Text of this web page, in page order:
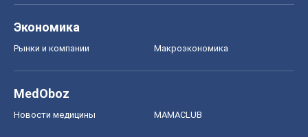
Экономика
Рынки и компании Mакроэкономика
MedOboz
Новости медицины MAMACLUB